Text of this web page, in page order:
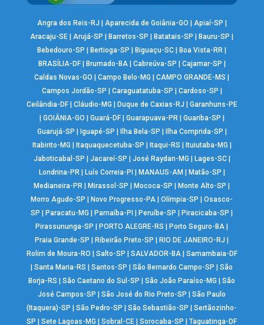
Angra dos Reis-RJ Aparecida de Goiânia-GO Apiaí-SP
Aracaju-SE |Arujá-SP Barretos-SP Batatais-SP Bauru-SP
Bebedouro-SP
Bertioga-SP Biguaçu-SC Boa Vista-RR
BRASÍLIA-DF| Brumado-BA| Cabreúva-SP Cajamar-SP
Caldas Novas-GO
|Campo Belo-MG |CAMPO GRANDE-MS
Campos Jordão-SP
Caraguatatuba-SP Cardoso-SP
Ceilândia-DF| Cláudio-MG Duque de Caxias-RJ
Garanhuns-PE
GOIÂNIA-GO Guará-DF| Guarapuava-PR| Guariba-SP
Guarujá-SP
Iguapé-SP Ilha Bela-SP Ilha Comprida-SP
Itabirito-MG
Itaquaquecetuba-SP Itaqui-RS Ituiutaba-MG
Jaboticabal-SP
Jacareí-SP José Raydan-MG Lages-SC|
Londrina-PR| Luís Correia-PI MANAUS-AM Matão-SP
Medianeira-PR
Mirassol-SP Mococa-SP Monte Alto-SP
Morro Agudo-SP
Novo Progresso-PA |Olímpia-SP |Osasco-
SP
Paracatu-MG Parnaíba-PI Peruíbe-SP Piracicaba-SP
Pirassununga-SP
PORTO ALEGRE-RS Porto Seguro-BA
Praia Grande-SP
Ribeirão Preto-SP RIO DE JANEIRO-RJ
Rolim de Moura-RO
Salto-SP SALVADOR-BA| Samambaia-DF
|Santa Maria-RS |Santos-SP |São Bernardo Campo-SP |São
Borja-RS
|São Caetano do Sul-SP |São João Paraíso-MG |São
José Campos-SP
|São José do Rio Preto-SP |São Paulo
(Itaquera)-SP
|São Pedro-SP |São Sebastião-SP |Sertãozinho-
SP
|Sete Lagoas-MG |Sobral-CE |Sorocaba-SP |Taguatinga-DF